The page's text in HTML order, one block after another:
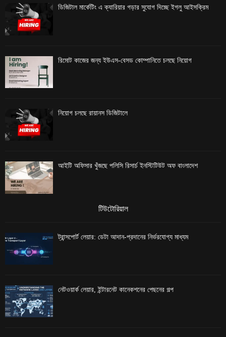
ডিজিটাল মার্কেটিং এ ক্যারিয়ার গড়ার সুযোগ দিচ্ছে ইগলু আইসক্রিম
রিমোট কাজের জন্য ইউএস-বেসড কোম্পানিতে চলছে নিয়োগ
নিয়োগ চলছে রায়ানস ডিজিটালে
আইটি অফিসার খুঁজছে পলিসি রিসার্চ ইনস্টিটিউট অফ বাংলাদেশ
টিউটোরিয়াল
ট্রান্সপোর্ট লেয়ার: ডেটা আদান-প্রদানের নির্ভরযোগ্য মাধ্যম
নেটওয়ার্ক লেয়ার, ইন্টারনেট কানেকশনের পেছনের গল্প